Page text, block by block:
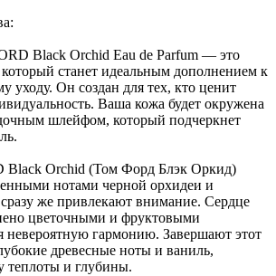
Black Orchid Eau de Parfum — это
станет идеальным дополнением к
уходу. Он создан для тех, кто ценит
Ваша кожа будет окружена
шлейфом, который подчеркнет
Black Orchid (Том Форд Блэк Оркид)
нотами черной орхидеи и
же привлекают внимание. Сердце
цветочными и фруктовыми
невероятную гармонию. Завершают этот
древесные ноты и ваниль,
теплоты и глубины.